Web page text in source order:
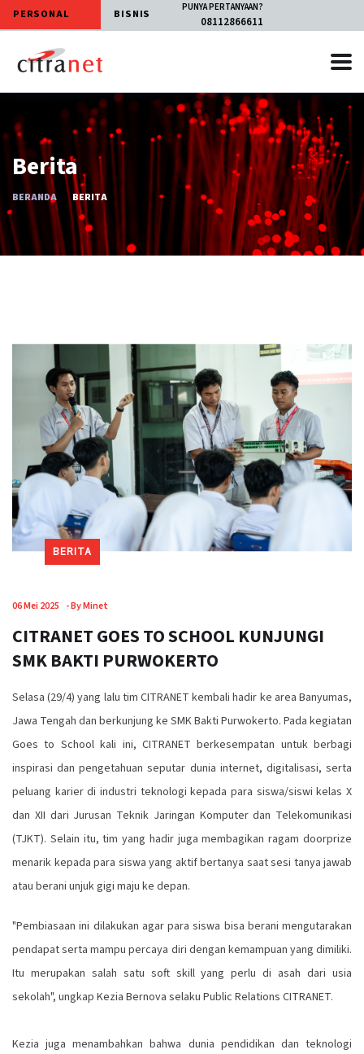
PERSONAL BISNIS PUNYA PERTANYAAN?
08112866611
Berita
BERANDA BERITA
BERITA
06 Mei 2025 -By Minet
CITRANET GOES TO SCHOOL KUNJUNGI
SMK BAKTI PURWOKERTO
Selasa (29/4) yang lalu tim CITRANET kembali hadir ke area Banyumas,
Jawa Tengah dan berkunjung ke SMK Bakti Purwokerto. Pada kegiatan
Goes to School kali ini, CITRANET berkesempatan untuk berbagi
inspirasi dan pengetahuan seputar dunia internet, digitalisasi, serta
peluang karier di industri teknologi kepada para siswa/siswi kelas X
dan XII dari Jurusan Teknik Jaringan Komputer dan Telekomunikasi
(TJKT). Selain itu, tim yang hadir juga membagikan ragam doorprize
menarik kepada para siswa yang aktif bertanya saat sesi tanya jawab
atau berani unjuk gigi maju ke depan.
"Pembiasaan ini dilakukan agar para siswa bisa berani mengutarakan
pendapat serta mampu percaya diri dengan kemampuan yang dimiliki.
Itu merupakan salah satu soft skill yang perlu di asah dari usia
sekolah", ungkap Kezia Bernova selaku Public Relations CITRANET.
Kezia juga menambahkan bahwa dunia pendidikan dan teknologi